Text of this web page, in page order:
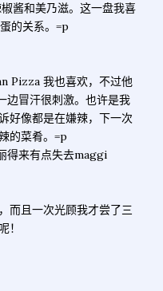
酱和美乃滋。这一盘我喜
的关系。=p
Pizza 我也喜欢，不过他
冒汗很刺激。也许是我
好像都是在嫌辣，下一次
的菜肴。=p
得来有点失去maggi
而且一次光顾我才尝了三
！